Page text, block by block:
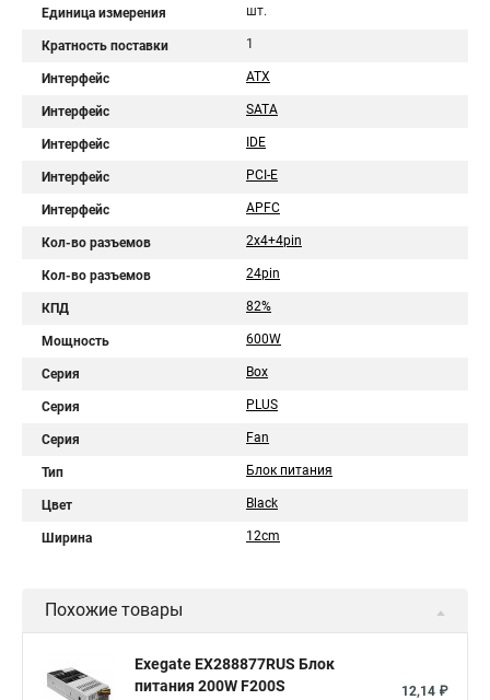
Единица измерения шт.
Кратность поставки 1
Интерфейс ATX
Интерфейс SATA
Интерфейс IDE
Интерфейс PCI-E
Интерфейс APFC
Кол-во разъемов 2x4+4pin
Кол-во разъемов 24pin
КПД 82%
Мощность 600W
Серия Box
Серия PLUS
Серия Fan
Тип Блок питания
Цвет Black
Ширина 12cm
Похожие товары
Exegate EX288877RUS Блок
питания 200W F200S
12,14 ₽